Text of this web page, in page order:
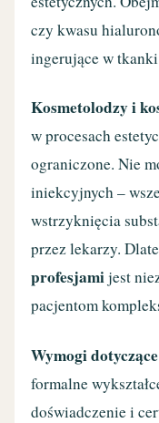
czy kwasu
ingerujące w
Kosmetolodzy i
w procesach
ograniczone. Nie
iniekcyjnych –
wstrzyknięcia
przez lekarzy.
profesjamijest
pacjentom
Wymogi
formalne
doświadczenie i